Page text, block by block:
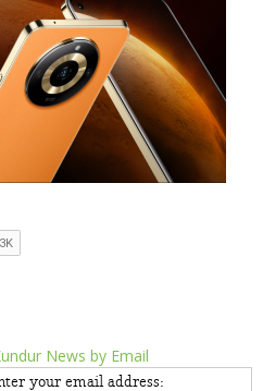
News by Email
your email address: